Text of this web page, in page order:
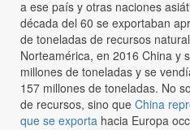
a ese país y otras naciones
década del 60 se exportaban
de toneladas de recursos
Norteamérica, en 2016 China y
millones de toneladas y se
157 millones de toneladas. No
de recursos, sino que China
que se exporta hacia Europa